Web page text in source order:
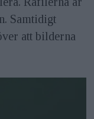
Samtidigt
att bilderna